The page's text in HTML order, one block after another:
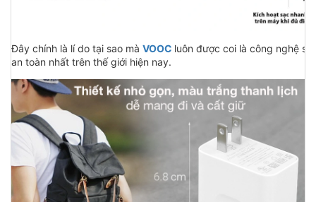
Đây chính là lí do tại sao mà VOOC luôn được coi là công nghệ
an toàn nhất trên thế giới hiện nay.